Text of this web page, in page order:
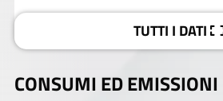
TUTTI I DATI
CONSUMI ED EMISSIONI